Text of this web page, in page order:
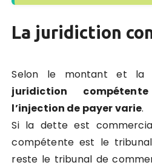
La juridiction
Selon le montant et la
juridiction
l’injection de payer varie.
Si la dette est
compétente est le
reste le tribunal de